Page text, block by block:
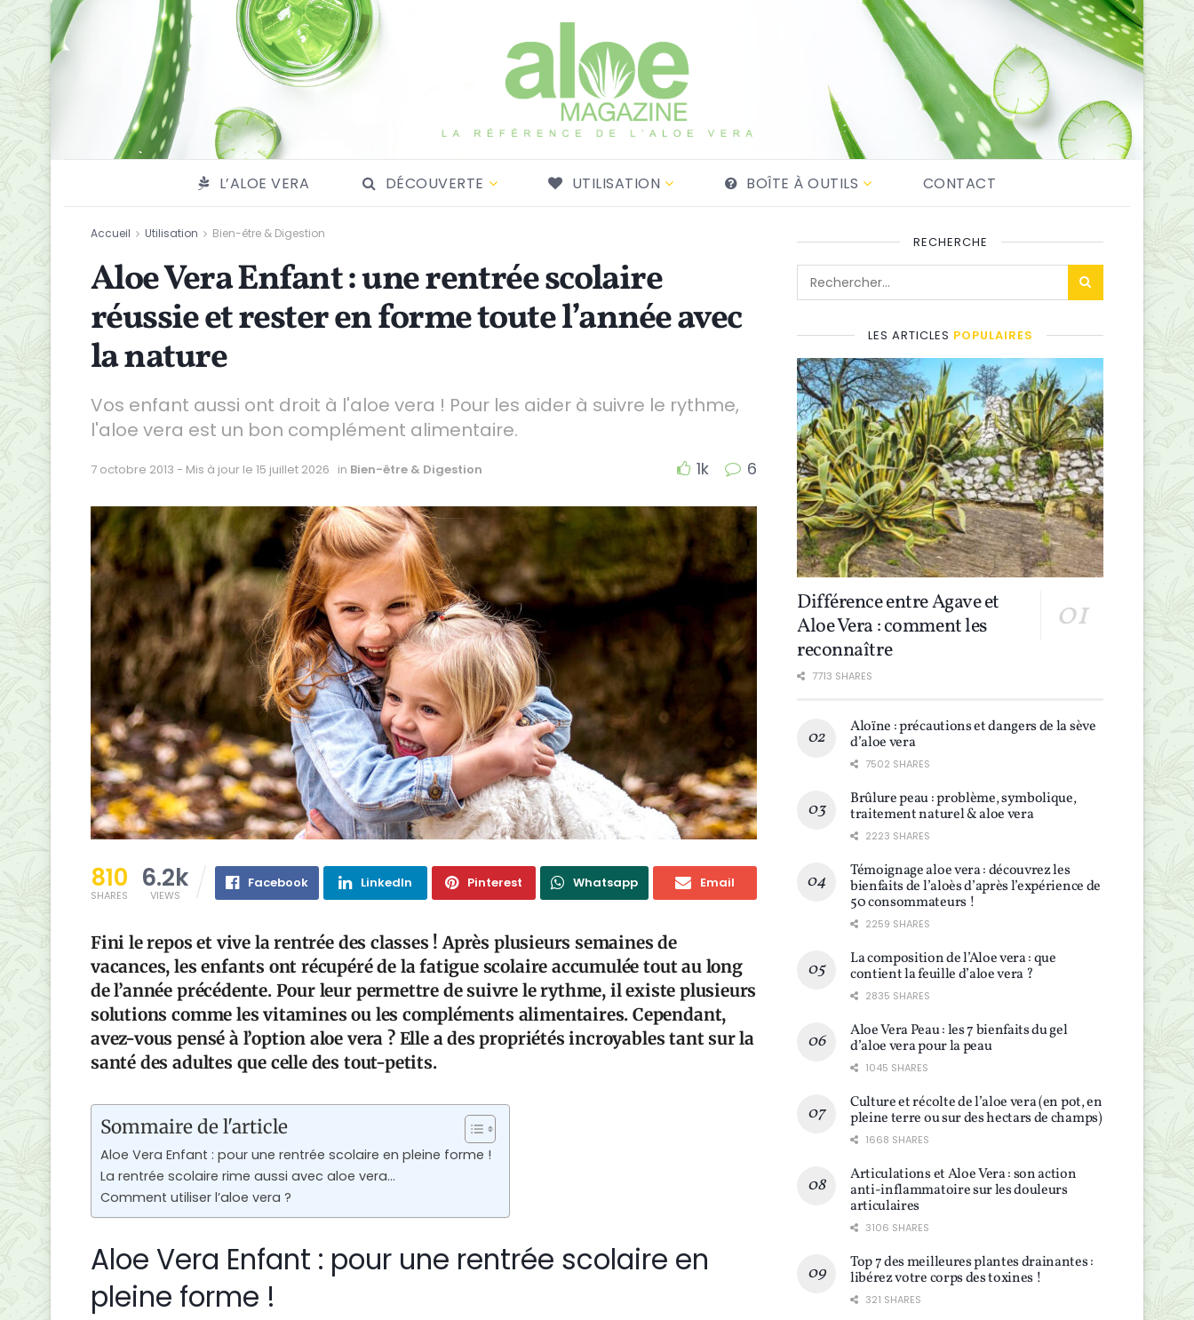
L’ALOE VERA DÉCOUVERTE UTILISATION BOÎTE À OUTILS CONTACT
Accueil Utilisation Bien-être & Digestion
Aloe Vera Enfant : une rentrée scolaire
réussie et rester en forme toute l’année avec
la nature
Vos enfant aussi ont droit à l'aloe vera ! Pour les aider à suivre le rythme,
l'aloe vera est un bon complément alimentaire.
7 octobre 2013 - Mis à jour le 15 juillet 2026 in Bien-être & Digestion 1k 6
810
SHARES
6.2k
VIEWS
Facebook LinkedIn Pinterest Whatsapp Email
Fini le repos et vive la rentrée des classes ! Après plusieurs semaines de
vacances, les enfants ont récupéré de la fatigue scolaire accumulée tout au long
de l’année précédente. Pour leur permettre de suivre le rythme, il existe plusieurs
solutions comme les vitamines ou les compléments alimentaires. Cependant,
avez-vous pensé à l’option aloe vera ? Elle a des propriétés incroyables tant sur la
santé des adultes que celle des tout-petits.
Sommaire de l'article
Aloe Vera Enfant : pour une rentrée scolaire en pleine forme !
La rentrée scolaire rime aussi avec aloe vera…
Comment utiliser l’aloe vera ?
Aloe Vera Enfant : pour une rentrée scolaire en
pleine forme !
RECHERCHE
LES ARTICLES POPULAIRES
Différence entre Agave et
Aloe Vera : comment les
reconnaître
7713 SHARES
Aloïne : précautions et dangers de la sève
d’aloe vera
7502 SHARES
Brûlure peau : problème, symbolique,
traitement naturel & aloe vera
2223 SHARES
Témoignage aloe vera : découvrez les
bienfaits de l’aloès d’après l’expérience de
50 consommateurs !
2259 SHARES
La composition de l’Aloe vera : que
contient la feuille d’aloe vera ?
2835 SHARES
Aloe Vera Peau : les 7 bienfaits du gel
d’aloe vera pour la peau
1045 SHARES
Culture et récolte de l’aloe vera (en pot, en
pleine terre ou sur des hectars de champs)
1668 SHARES
Articulations et Aloe Vera : son action
anti-inflammatoire sur les douleurs
articulaires
3106 SHARES
Top 7 des meilleures plantes drainantes :
libérez votre corps des toxines !
321 SHARES